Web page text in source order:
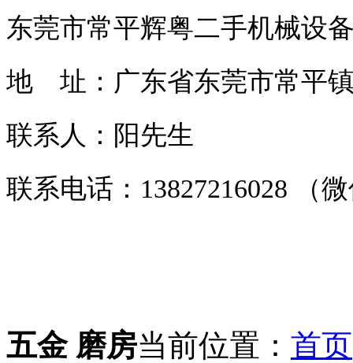
东莞市常平辉粤二手机械设
地 址：广东省东莞市常平
联系人：阳先生
联系电话：13827216028 （
五金 磨房当前位置： 首页